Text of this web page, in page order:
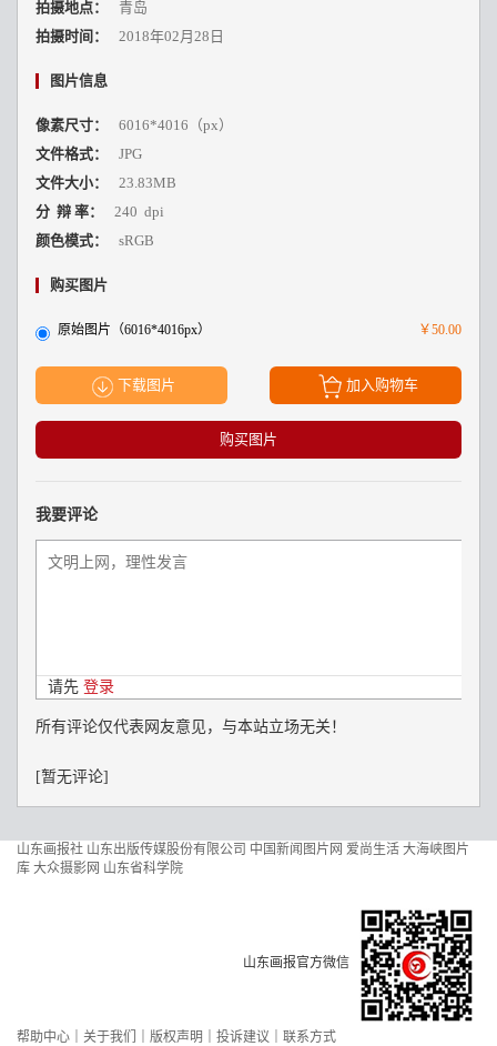
拍摄地点：
青岛
拍摄时间：
2018年02月28日
图片信息
像素尺寸：
6016*4016（px）
文件格式：
JPG
文件大小：
23.83MB
分 辩 率：
240 dpi
颜色模式：
sRGB
购买图片
原始图片（6016*4016px） ￥50.00
下载图片 加入购物车
购买图片
山东画报社 山东出版传媒股份有限公司 中国新闻图片网 爱尚生活 大海峡图片
库 大众摄影网 山东省科学院
山东画报官方微信
帮助中心 关于我们 版权声明 投诉建议 联系方式